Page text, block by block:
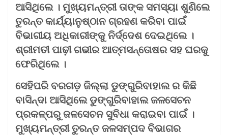
ଆସିଥିଲେ । ମୁଖ୍ୟମନ୍ତ୍ରୀ ତାଙ୍କ ସମସ୍ୟା ଶୁଣିଲେ
ତୁରନ୍ତ କାର୍ଯ୍ୟାନୁଷ୍ଠାନ ଗ୍ରହଣ କରିବା ପାଇଁ
ବିଭାଗୀୟ ଅଧିକାରୀଙ୍କୁ ନିର୍ଦ୍ଦେଶ ଦେଇଥିଲେ ।
ଶ୍ରୀମତୀ ପାଢ଼ୀ ଗଭୀର ଆତ୍ମସନ୍ତୋଷର ସହ ଘରକୁ
ଫେରିଥିଲେ ।
ସେହିପରି ବରଗଡ଼ ଜିଲ୍ଲା ଡୁଙ୍ଗୁରିବାହାଲ ର କିଛି
ବାସିନ୍ଦା ଆସିଥିଲେ ଡୁଙ୍ଗୁରିବାହାଲ ଜଳସେଚନ
ପ୍ରକଳ୍ପରୁ ଜଳସେଚନ ସୁବିଧା କରାଇବା ପାଇଁ ।
ମୁଖ୍ୟମନ୍ତ୍ରୀ ତୁରନ୍ତ ଜଳସମ୍ପଦ ବିଭାଗର